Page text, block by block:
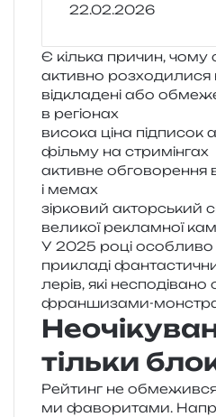
22.02.2026
Є кіль­ка при­чин, чому
актив­но роз­хо­ди­ли­ся
від­кла­де­ні або
в регіонах
висо­ка ціна під­пи­сок
філь­му на стримінгах
актив­не
і мемах
зір­ко­вий актор­ський
вели­кої реклам­ної
У 2025 році
при­кла­ді
ле­рів, які
франшизами-
тільки
Рейтинг не
ми фаво­ри­та­ми.